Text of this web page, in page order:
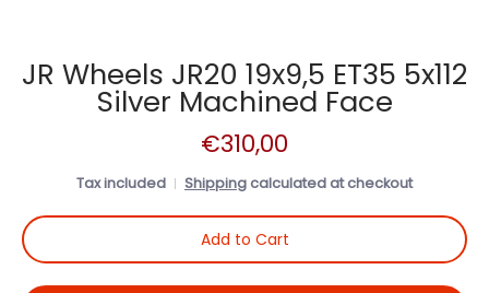
JR Wheels JR20 19x9,5 ET35 5x112
Silver Machined Face
€310,00
Tax included Shipping calculated at checkout
Add to Cart